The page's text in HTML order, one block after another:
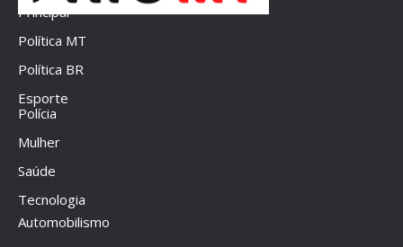
Principal
Política MT
Política BR
Esporte
Polícia
Mulher
Saúde
Tecnologia
Automobilismo